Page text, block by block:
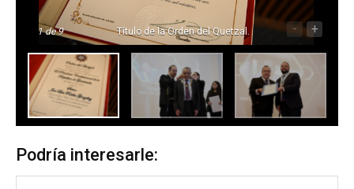
1de 9 Título de la Orden del Quetzal. - +
Podría interesarle: